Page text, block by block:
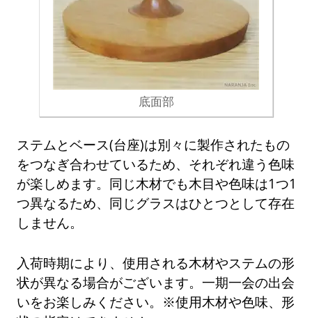
底面部
ステムとベース(台座)は別々に製作されたもの
をつなぎ合わせているため、それぞれ違う色味
が楽しめます。同じ木材でも木目や色味は1つ1
つ異なるため、同じグラスはひとつとして存在
しません。
入荷時期により、使用される木材やステムの形
状が異なる場合がございます。一期一会の出会
いをお楽しみください。※使用木材や色味、形